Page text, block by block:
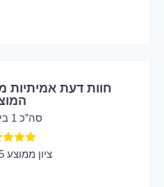
חוות דעת אמיתיות
סה”כ 1 ביקורות
ציון ממוצע 5 מתוך 5